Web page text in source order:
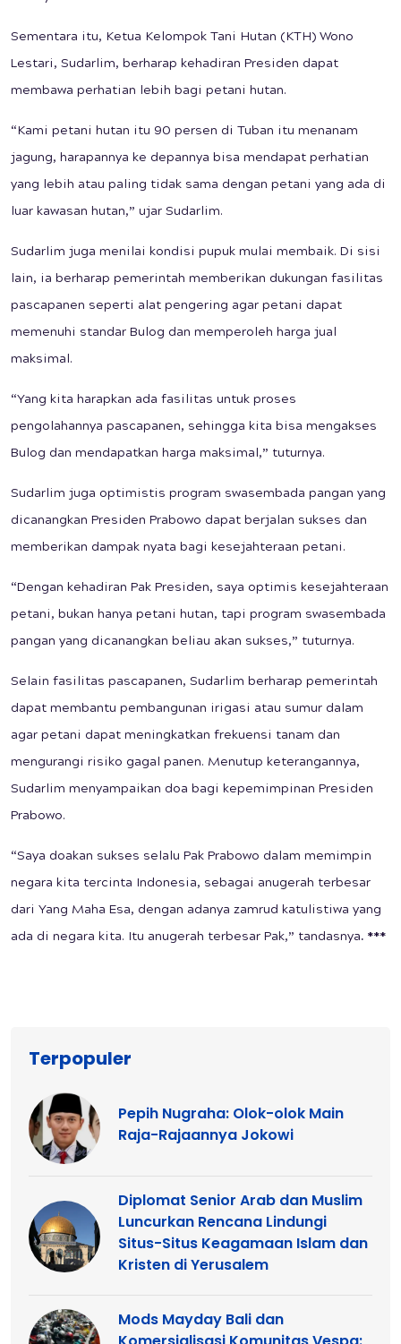
Sementara itu, Ketua Kelompok Tani Hutan (KTH) Wono
Lestari, Sudarlim, berharap kehadiran Presiden dapat
membawa perhatian lebih bagi petani hutan.
“Kami petani hutan itu 90 persen di Tuban itu menanam
jagung, harapannya ke depannya bisa mendapat perhatian
yang lebih atau paling tidak sama dengan petani yang ada di
luar kawasan hutan,” ujar Sudarlim.
Sudarlim juga menilai kondisi pupuk mulai membaik. Di sisi
lain, ia berharap pemerintah memberikan dukungan fasilitas
pascapanen seperti alat pengering agar petani dapat
memenuhi standar Bulog dan memperoleh harga jual
maksimal.
“Yang kita harapkan ada fasilitas untuk proses
pengolahannya pascapanen, sehingga kita bisa mengakses
Bulog dan mendapatkan harga maksimal,” tuturnya.
Sudarlim juga optimistis program swasembada pangan yang
dicanangkan Presiden Prabowo dapat berjalan sukses dan
memberikan dampak nyata bagi kesejahteraan petani.
“Dengan kehadiran Pak Presiden, saya optimis kesejahteraan
petani, bukan hanya petani hutan, tapi program swasembada
pangan yang dicanangkan beliau akan sukses,” tuturnya.
Selain fasilitas pascapanen, Sudarlim berharap pemerintah
dapat membantu pembangunan irigasi atau sumur dalam
agar petani dapat meningkatkan frekuensi tanam dan
mengurangi risiko gagal panen. Menutup keterangannya,
Sudarlim menyampaikan doa bagi kepemimpinan Presiden
Prabowo.
“Saya doakan sukses selalu Pak Prabowo dalam memimpin
negara kita tercinta Indonesia, sebagai anugerah terbesar
dari Yang Maha Esa, dengan adanya zamrud katulistiwa yang
ada di negara kita. Itu anugerah terbesar Pak,” tandasnya. ***
Terpopuler
Pepih Nugraha: Olok-olok Main
Raja-Rajaannya Jokowi
Diplomat Senior Arab dan Muslim
Luncurkan Rencana Lindungi
Situs-Situs Keagamaan Islam dan
Kristen di Yerusalem
Mods Mayday Bali dan